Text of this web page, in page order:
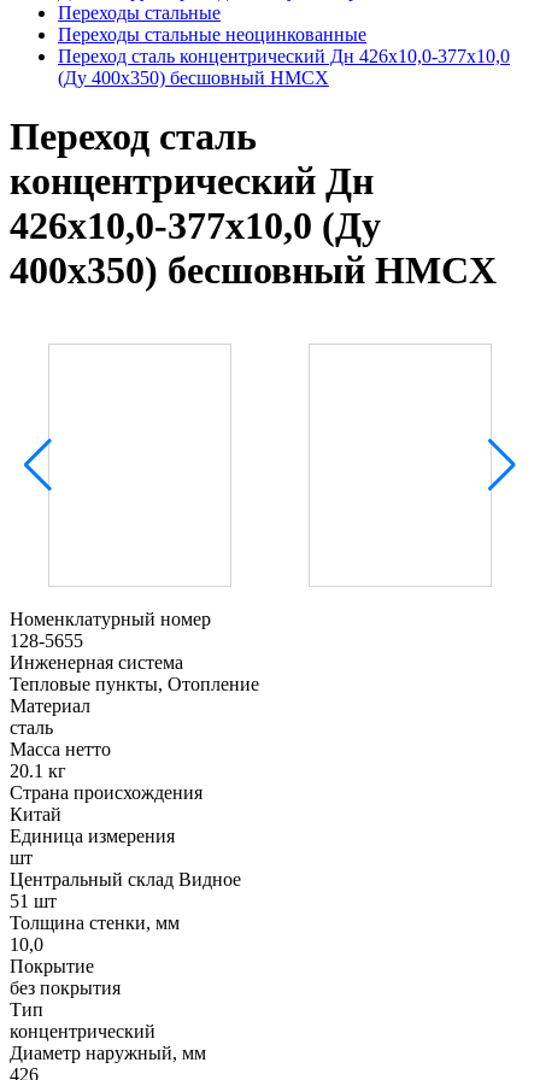
Переходы стальные
Переходы стальные неоцинкованные
Переход сталь концентрический Дн 426х10,0-377х10,0
(Ду 400х350) бесшовный HMCX
Переход сталь
концентрический Дн
426х10,0-377х10,0 (Ду
400х350) бесшовный HMCX
Номенклатурный номер
128-5655
Инженерная система
Тепловые пункты, Отопление
Материал
сталь
Масса нетто
20.1 кг
Страна происхождения
Китай
Единица измерения
шт
Центральный склад Видное
51 шт
Толщина стенки, мм
10,0
Покрытие
без покрытия
Тип
концентрический
Диаметр наружный, мм
426